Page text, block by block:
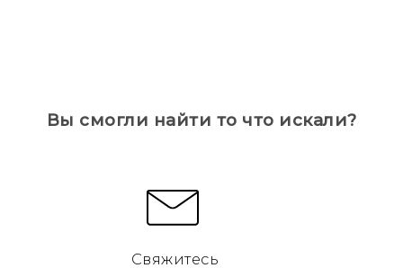
Вы смогли найти то что искали?
Свяжитесь